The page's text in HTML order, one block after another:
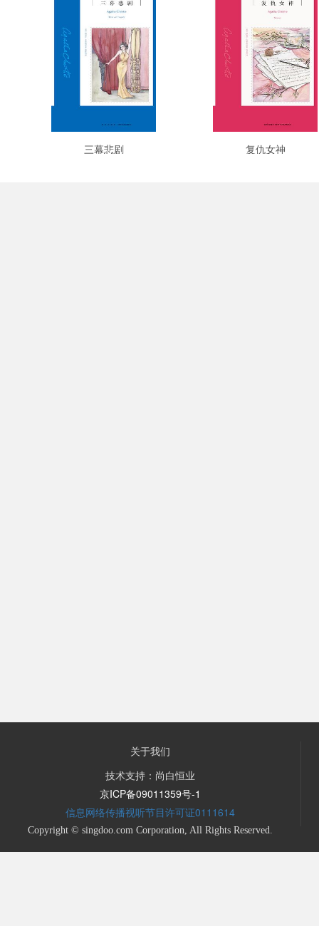
三幕悲剧 复仇女神
关于我们
技术支持：尚白恒业
京ICP备09011359号-1
信息网络传播视听节目许可证0111614
Copyright © singdoo.com Corporation, All Rights Reserved.